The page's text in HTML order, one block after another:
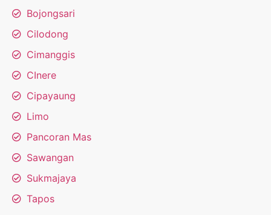
Bojongsari
Cilodong
Cimanggis
CInere
Cipayaung
Limo
Pancoran Mas
Sawangan
Sukmajaya
Tapos